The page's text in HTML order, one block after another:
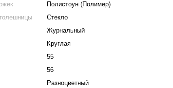
Полистоун (Полимер)
Стекло
Журнальный
Круглая
55
56
Разноцветный